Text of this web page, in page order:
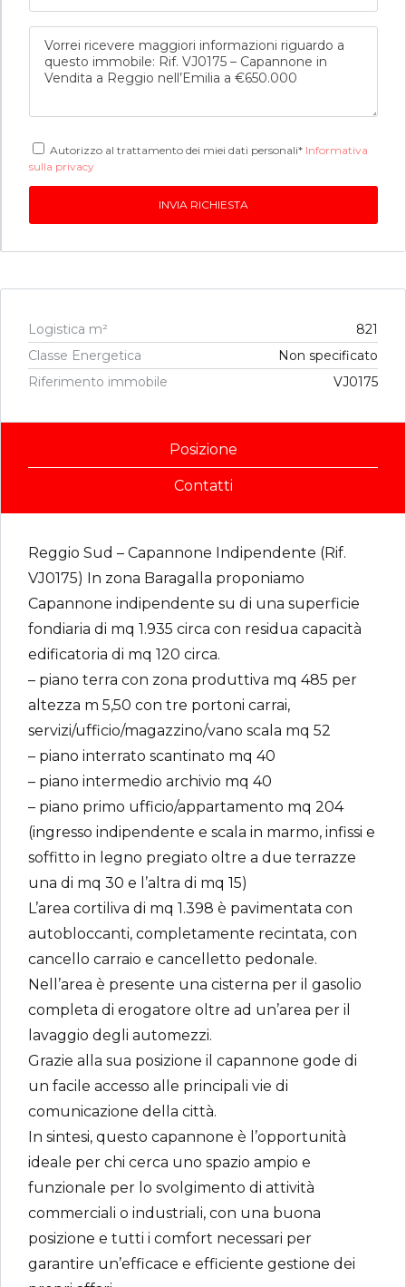
Autorizzo al trattamento dei miei dati personali* Informativa
sulla privacy
Logistica m²
821
Classe Energetica
Non specificato
Riferimento immobile
VJ0175
Posizione
Contatti
Reggio Sud – Capannone Indipendente (Rif.
VJ0175) In zona Baragalla proponiamo
Capannone indipendente su di una superficie
fondiaria di mq 1.935 circa con residua capacità
edificatoria di mq 120 circa.
– piano terra con zona produttiva mq 485 per
altezza m 5,50 con tre portoni carrai,
servizi/ufficio/magazzino/vano scala mq 52
– piano interrato scantinato mq 40
– piano intermedio archivio mq 40
– piano primo ufficio/appartamento mq 204
(ingresso indipendente e scala in marmo, infissi e
soffitto in legno pregiato oltre a due terrazze
una di mq 30 e l’altra di mq 15)
L’area cortiliva di mq 1.398 è pavimentata con
autobloccanti, completamente recintata, con
cancello carraio e cancelletto pedonale.
Nell’area è presente una cisterna per il gasolio
completa di erogatore oltre ad un’area per il
lavaggio degli automezzi.
Grazie alla sua posizione il capannone gode di
un facile accesso alle principali vie di
comunicazione della città.
In sintesi, questo capannone è l’opportunità
ideale per chi cerca uno spazio ampio e
funzionale per lo svolgimento di attività
commerciali o industriali, con una buona
posizione e tutti i comfort necessari per
garantire un’efficace e efficiente gestione dei